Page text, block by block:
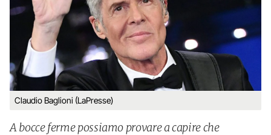
Claudio Baglioni (LaPresse)
A bocce ferme possiamo provare a capire che